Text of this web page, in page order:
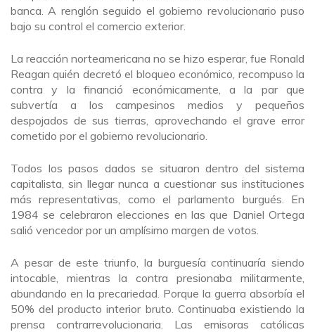
banca. A renglón seguido el gobierno revolucionario puso
bajo su control el comercio exterior.
La reacción norteamericana no se hizo esperar, fue Ronald
Reagan quién decretó el bloqueo económico, recompuso la
contra y la financió económicamente, a la par que
subvertía a los campesinos medios y pequeños
despojados de sus tierras, aprovechando el grave error
cometido por el gobierno revolucionario.
Todos los pasos dados se situaron dentro del sistema
capitalista, sin llegar nunca a cuestionar sus instituciones
más representativas, como el parlamento burgués. En
1984 se celebraron elecciones en las que Daniel Ortega
salió vencedor por un amplísimo margen de votos.
A pesar de este triunfo, la burguesía continuaría siendo
intocable, mientras la contra presionaba militarmente,
abundando en la precariedad. Porque la guerra absorbía el
50% del producto interior bruto. Continuaba existiendo la
prensa contrarrevolucionaria. Las emisoras católicas